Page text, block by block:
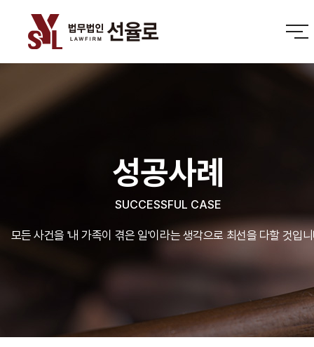
성공사례
SUCCESSFUL CASE
모든 사건을 '내 가족이 겪은 일'이라는 생각으로 최선을 다할 것입